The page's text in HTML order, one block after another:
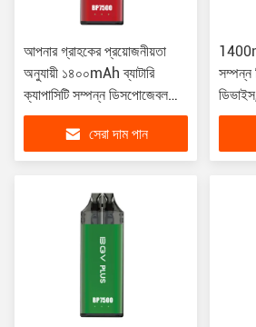
আপনার গ্রাহকের প্রয়োজনীয়তা
অনুযায়ী ১৪০০mAh ব্যাটারি
ক্যাপাসিটি সম্পন্ন ডিসপোজেবল
ইলেকট্রনিক ভ্যাপ, ১০টি রঙে
সেরা দাম পান
সম্পন্ন
10টি